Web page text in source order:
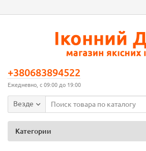
+380683894522
Ежедневно, с 09:00 до 19:00
Везде
Категории